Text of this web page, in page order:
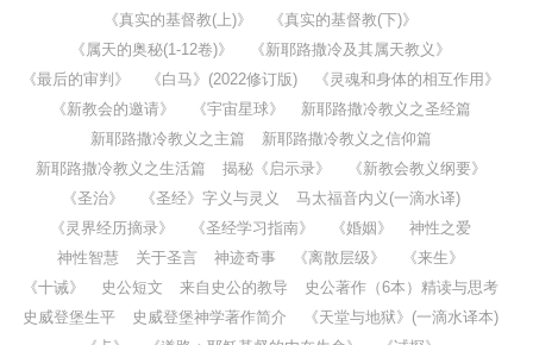
《真实的基督教(上)》
《真实的基督教(下)》
《属天的奥秘(1-12卷)》
《新耶路撒冷及其属天教义》
《最后的审判》
《白马》(2022修订版)
《灵魂和身体的相互作用》
《新教会的邀请》
《宇宙星球》
新耶路撒冷教义之圣经篇
新耶路撒冷教义之主篇
新耶路撒冷教义之信仰篇
新耶路撒冷教义之生活篇
揭秘《启示录》
《新教会教义纲要》
《圣治》
《圣经》字义与灵义
马太福音内义(一滴水译)
《灵界经历摘录》
《圣经学习指南》 《婚姻》
神性之爱
神性智慧
关于圣言 神迹奇事 《离散层级》
《来生》
《十诫》
史公短文 来自史公的教导
史公著作（6本）精读与思考
史威登堡生平
史威登堡神学著作简介
《天堂与地狱》(一滴水译本)